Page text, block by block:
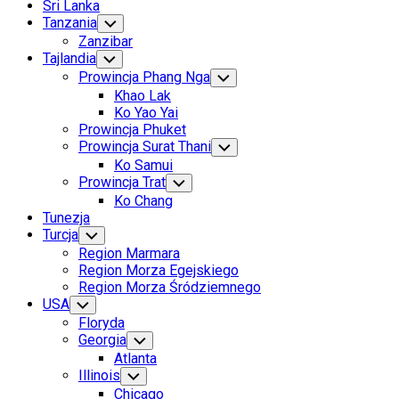
Sri Lanka
Tanzania Toggle
Child
Menu
Zanzibar
Tajlandia Toggle
Child
Menu
Prowincja Phang Nga Toggle
Child
Khao Lak
Ko Yao Yai
Prowincja Phuket
Prowincja Surat Thani Toggle
Child
Ko Samui
Prowincja Trat Toggle
Child
Menu
Ko Chang
Tunezja
Turcja Toggle
Child
Menu
Region Marmara
Region Morza Egejskiego
Region Morza Śródziemnego
USA Toggle
Child
Menu
Floryda
Georgia Toggle
Child
Menu
Atlanta
Illinois Toggle
Child
Chicago